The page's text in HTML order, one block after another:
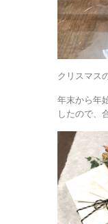
クリスマス
年末から年
したので、